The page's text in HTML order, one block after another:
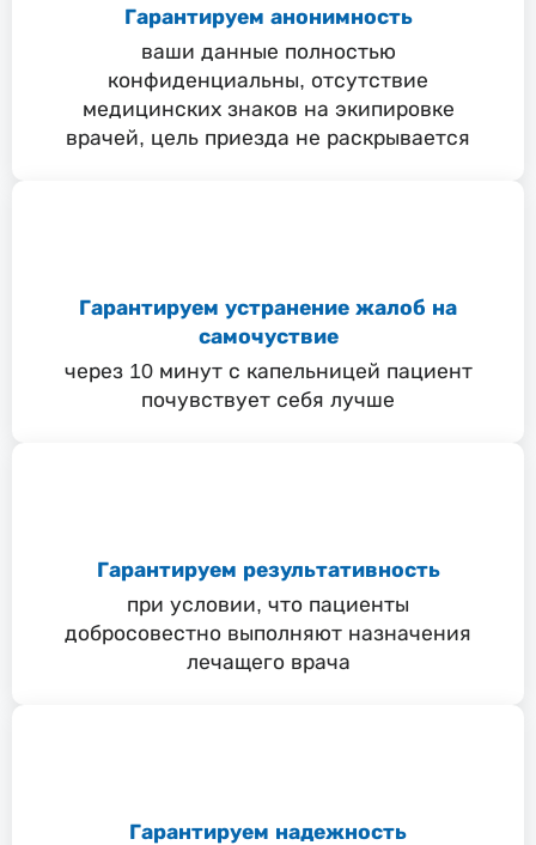
Гарантируем анонимность
ваши данные полностью
конфиденциальны, отсутствие
медицинских знаков на экипировке
врачей, цель приезда не раскрывается
Гарантируем устранение жалоб на
самочуствие
через 10 минут с капельницей пациент
почувствует себя лучше
Гарантируем результативность
при условии, что пациенты
добросовестно выполняют назначения
лечащего врача
Гарантируем надежность